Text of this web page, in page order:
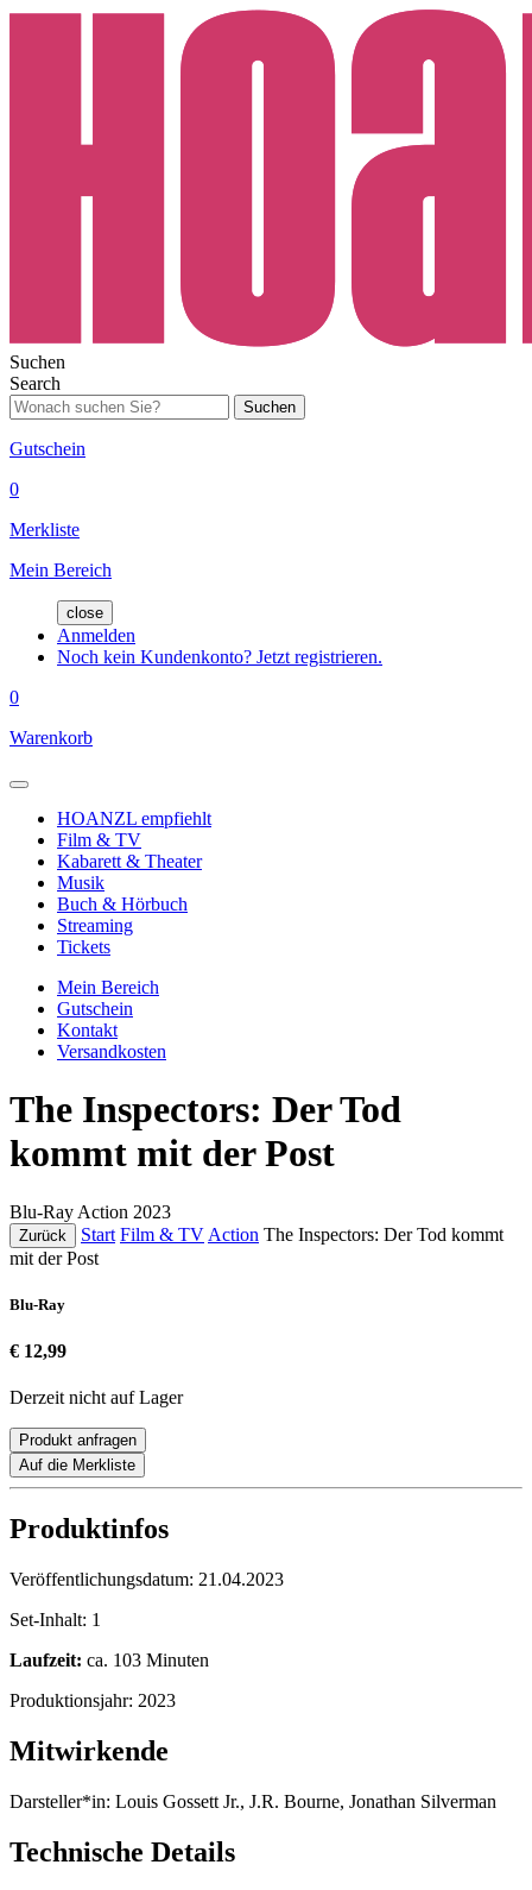
Suchen
Search
Suchen
Gutschein
0
Merkliste
Mein Bereich
close
Anmelden
Noch kein Kundenkonto? Jetzt registrieren.
0
Warenkorb
HOANZL empfiehlt
Film & TV
Kabarett & Theater
Musik
Buch & Hörbuch
Streaming
Tickets
Mein Bereich
Gutschein
Kontakt
Versandkosten
The Inspectors: Der Tod
kommt mit der Post
Blu-Ray Action 2023
Zurück Start Film & TV Action The Inspectors: Der Tod kommt
mit der Post
Blu-Ray
€ 12,99
Derzeit nicht auf Lager
Produkt anfragen
Auf die Merkliste
Produktinfos
Veröffentlichungsdatum: 21.04.2023
Set-Inhalt: 1
Laufzeit: ca. 103 Minuten
Produktionsjahr: 2023
Mitwirkende
Darsteller*in: Louis Gossett Jr., J.R. Bourne, Jonathan Silverman
Technische Details